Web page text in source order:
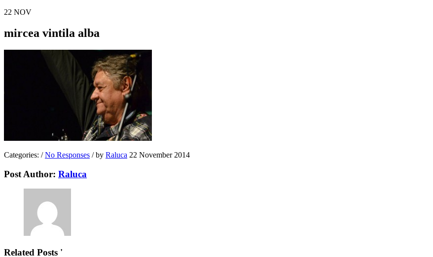
22 NOV
mircea vintila alba
Categories: / No Responses /by Raluca 22 November 2014
Post Author: Raluca
Related Posts '